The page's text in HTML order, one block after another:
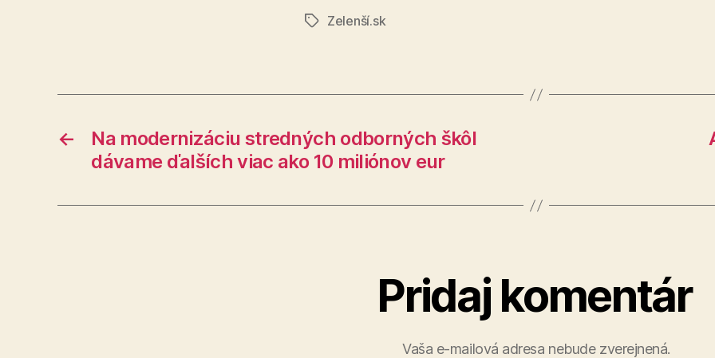
ZnačkyZelenší.sk
←
Na modernizáciu stredných odborných škôl
dávame ďalších viac ako 10 miliónov eur
Pridaj komentár
Vaša e-mailová adresa nebude zverejnená.